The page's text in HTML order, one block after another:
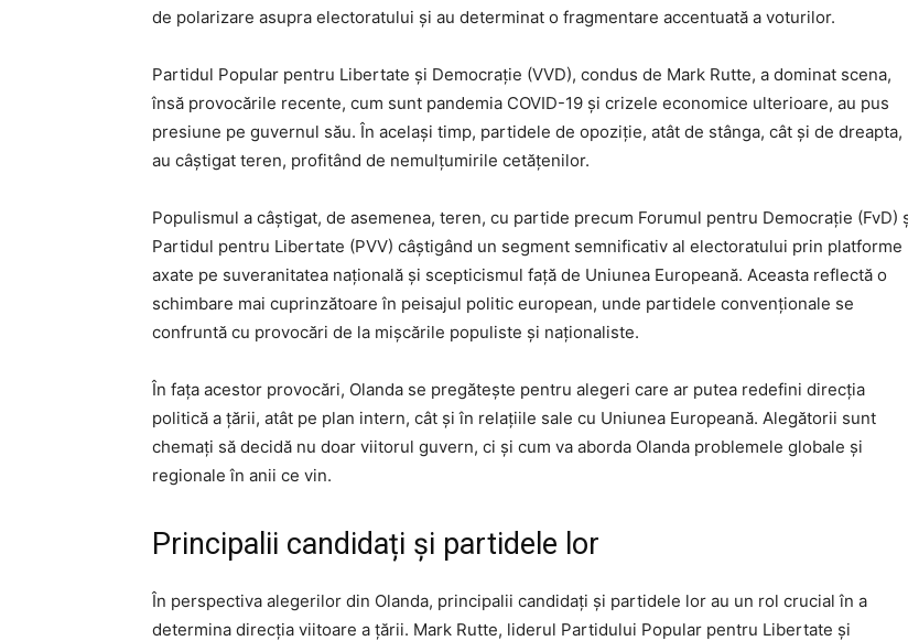
de polarizare asupra electoratului și au determinat o fragmentare accentuată a voturilor.
Partidul Popular pentru Libertate și Democrație (VVD), condus de Mark Rutte, a dominat scena,
însă provocările recente, cum sunt pandemia COVID-19 și crizele economice ulterioare, au pus
presiune pe guvernul său. În același timp, partidele de opoziție, atât de stânga, cât și de dreapta,
au câștigat teren, profitând de nemulțumirile cetățenilor.
Populismul a câștigat, de asemenea, teren, cu partide precum Forumul pentru Democrație (FvD)
Partidul pentru Libertate (PVV) câștigând un segment semnificativ al electoratului prin platforme
axate pe suveranitatea națională și scepticismul față de Uniunea Europeană. Aceasta reflectă o
schimbare mai cuprinzătoare în peisajul politic european, unde partidele convenționale se
confruntă cu provocări de la mișcările populiste și naționaliste.
În fața acestor provocări, Olanda se pregătește pentru alegeri care ar putea redefini direcția
politică a țării, atât pe plan intern, cât și în relațiile sale cu Uniunea Europeană. Alegătorii sunt
chemați să decidă nu doar viitorul guvern, ci și cum va aborda Olanda problemele globale și
regionale în anii ce vin.
Principalii candidați și partidele lor
În perspectiva alegerilor din Olanda, principalii candidați și partidele lor au un rol crucial în a
determina direcția viitoare a țării. Mark Rutte, liderul Partidului Popular pentru Libertate și